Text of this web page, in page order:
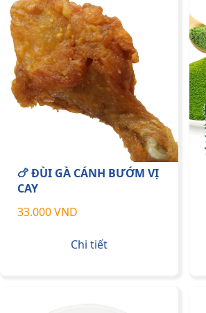
🍗 ĐÙI GÀ CÁNH BƯỚM VỊ
CAY
33.000 VND
Chi tiết